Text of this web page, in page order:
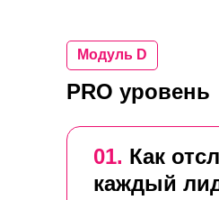
Модуль D
PRO уровень
01. Как
каждый